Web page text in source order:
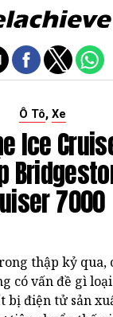
Ô Tô, Xe
Ice
7000
thập kỷ qua,
có vấn đề gì
bị điện tử sản